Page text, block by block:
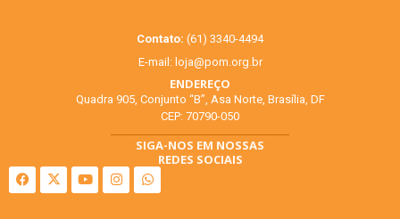
Contato: (61) 3340-4494
E-mail: loja@pom.org.br
ENDEREÇO
Quadra 905, Conjunto “B”, Asa Norte, Brasília, DF
CEP: 70790-050
SIGA-NOS EM NOSSAS
REDES SOCIAIS